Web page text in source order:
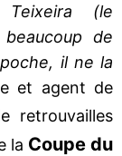
Teixeira (le
de
il ne la
et agent de
retrouvailles
la Coupe du